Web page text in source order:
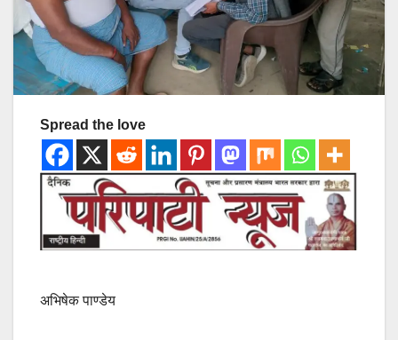
Spread the love
अभिषेक पाण्डेय